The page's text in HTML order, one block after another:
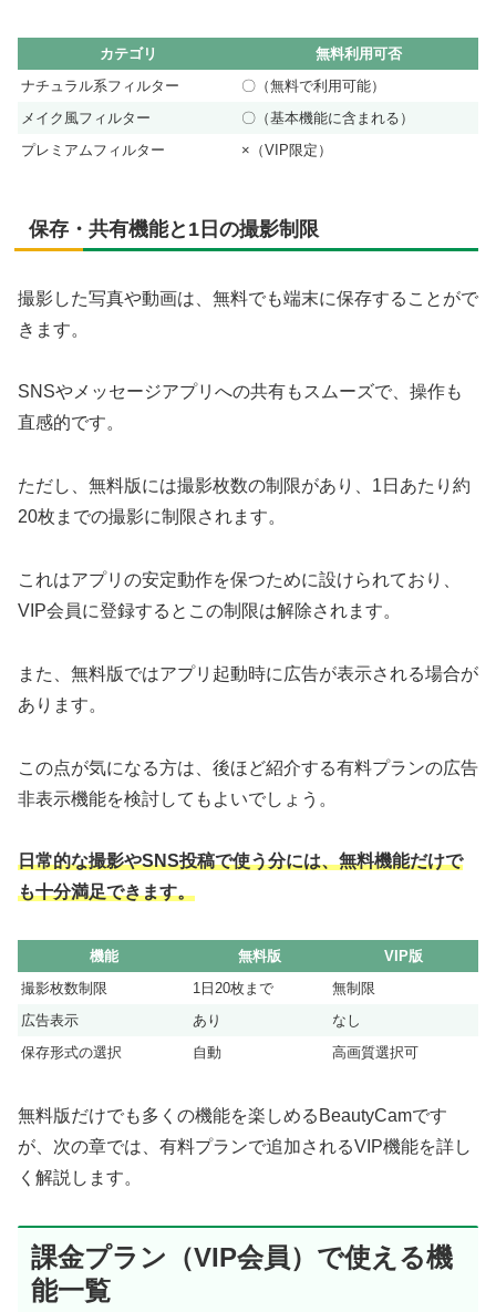
カテゴリ
無料利用可否
ナチュラル系フィルター
〇（無料で利用可能）
メイク風フィルター
〇（基本機能に含まれる）
プレミアムフィルター
×（VIP限定）
保存・共有機能と1日の撮影制限
撮影した写真や動画は、無料でも端末に保存することがで
きます。
SNSやメッセージアプリへの共有もスムーズで、操作も
直感的です。
ただし、無料版には撮影枚数の制限があり、1日あたり約
20枚までの撮影に制限されます。
これはアプリの安定動作を保つために設けられており、
VIP会員に登録するとこの制限は解除されます。
また、無料版ではアプリ起動時に広告が表示される場合が
あります。
この点が気になる方は、後ほど紹介する有料プランの広告
非表示機能を検討してもよいでしょう。
日常的な撮影やSNS投稿で使う分には、無料機能だけで
も十分満足できます。
機能 無料版
VIP版
撮影枚数制限
1日20枚まで
無制限
広告表示
あり
なし
保存形式の選択
自動 高画質選択可
無料版だけでも多くの機能を楽しめるBeautyCamです
が、次の章では、有料プランで追加されるVIP機能を詳し
く解説します。
課金プラン（VIP会員）で使える機
能一覧